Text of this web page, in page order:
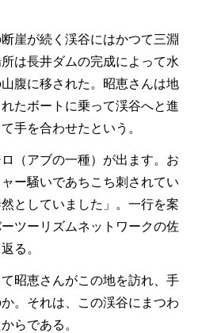
崖が続く渓谷にはかつて三淵
は長井ダムの完成によって水
腹に移された。昭恵さんは地
たボートに乗って渓谷へと進
手を合わせたという。
（アブの一種）が出ます。お
ー騒いであちこち刺されてい
としていました」。一行を案
ツーリズムネットワークの佐
る。
昭恵さんがこの地を訪れ、手
。それは、この渓谷にまつわ
らである。